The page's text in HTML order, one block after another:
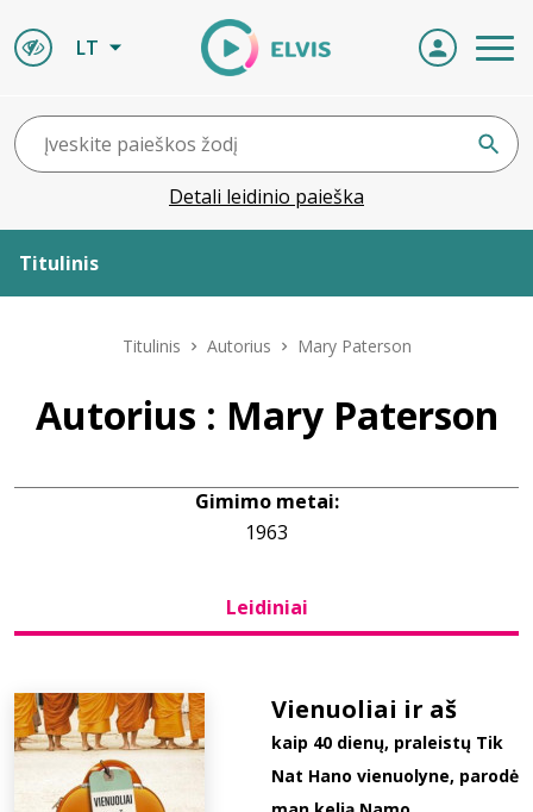
LT
Detali leidinio paieška
Titulinis
Leidiniai
+370 667 80 541
Titulinis Autorius Mary Paterson
Autorius : Mary Paterson
Gimimo metai:
1963
Leidiniai
Vienuoliai ir aš
kaip 40 dienų, praleistų Tik
Nat Hano vienuolyne, parodė